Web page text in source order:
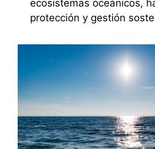
ecosistemas oceánicos,
protección y gestión